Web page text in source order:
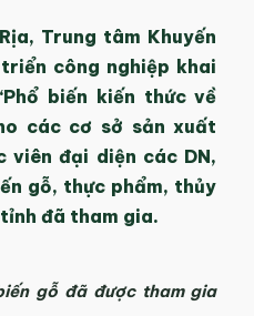
Trung tâm Khuyến
công nghiệp khai
biến kiến thức về
các cơ sở sản xuất
viên đại diện các DN,
gỗ, thực phẩm, thủy
đã tham gia.
gỗ đã được tham gia